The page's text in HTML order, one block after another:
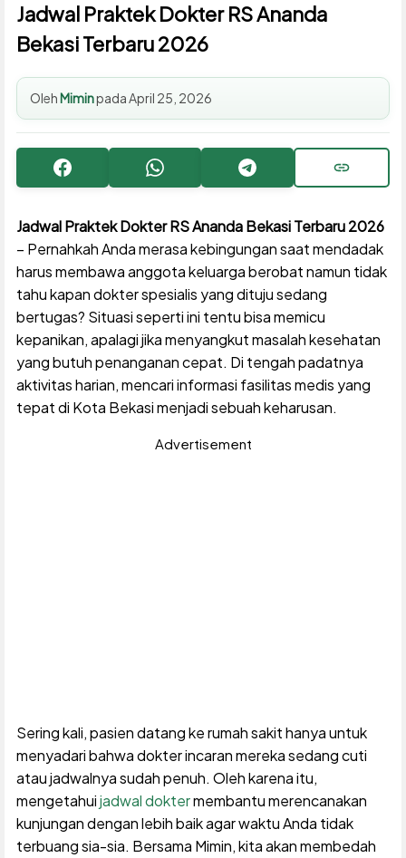
Jadwal Praktek Dokter RS Ananda
Bekasi Terbaru 2026
Oleh MiminpadaApril 25, 2026
Facebook WhatsApp Telegram Copy URL
Jadwal Praktek Dokter RS Ananda Bekasi Terbaru 2026
– Pernahkah Anda merasa kebingungan saat mendadak
harus membawa anggota keluarga berobat namun tidak
tahu kapan dokter spesialis yang dituju sedang
bertugas? Situasi seperti ini tentu bisa memicu
kepanikan, apalagi jika menyangkut masalah kesehatan
yang butuh penanganan cepat. Di tengah padatnya
aktivitas harian, mencari informasi fasilitas medis yang
tepat di Kota Bekasi menjadi sebuah keharusan.
Advertisement
Sering kali, pasien datang ke rumah sakit hanya untuk
menyadari bahwa dokter incaran mereka sedang cuti
atau jadwalnya sudah penuh. Oleh karena itu,
mengetahuijadwal doktermembantu merencanakan
kunjungan dengan lebih baik agar waktu Anda tidak
terbuang sia-sia. Bersama Mimin, kita akan membedah